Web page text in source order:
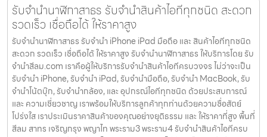
รับจำนำนาฬิกาสาธร รับจำนำสินค้าไอทีทุกชนิด สะดวก
รวดเร็ว เชื่อถือได้ ให้ราคาสูง
รับจำนำนาฬิกาสาธร รับจำนำ iPhone iPad มือถือ และ สินค้าไอทีทุกชนิด
สะดวก รวดเร็ว เชื่อถือได้ ให้ราคาสูง รับจำนำนาฬิกาสาธร ให้บริการโดย รับ
จํานําสีลม.com เราคือผู้ให้บริการรับจำนำสินค้าไอทีครบวงจร ไม่ว่าจะเป็น
รับจำนำ iPhone, รับจำนำ iPad, รับจำนำมือถือ, รับจำนำ MacBook, รับ
จำนำโน้ตบุ๊ก, รับจำนำกล้อง, และ อุปกรณ์ไอทีทุกชนิด ด้วยประสบการณ์
และ ความเชี่ยวชาญ เราพร้อมให้บริการลูกค้าทุกท่านด้วยความซื่อสัตย์
โปร่งใส เราประเมินราคาสินค้าของคุณอย่างยุติธรรม และ ให้ราคาที่สูง พื้นที่
สีลม สาทร เจริญกรุง พญาไท พระราม3 พระราม4 รับจำนำสินค้าไอทีครบ